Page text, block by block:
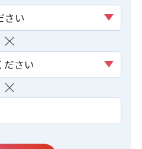
さい
ださい